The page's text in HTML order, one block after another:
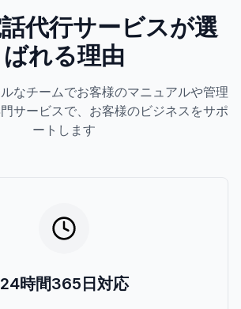
代行サービスが選
ばれる理由
なチームでお客様のマニュアルや管理
サービスで、お客様のビジネスをサポ
ートします
24時間365日対応